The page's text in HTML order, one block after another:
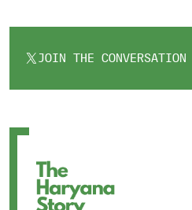
JOIN THE CONVERSATION
OPENS